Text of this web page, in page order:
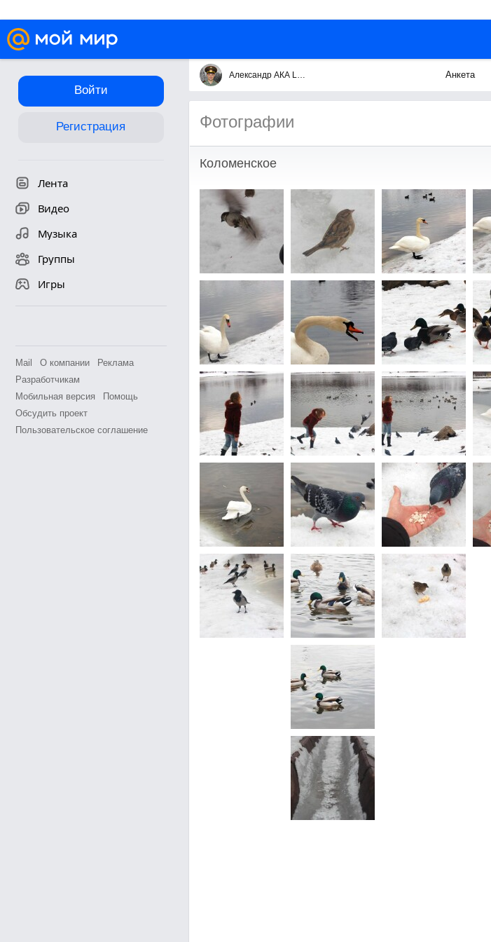
Войти
Регистрация
Лента
Видео
Музыка
Группы
Игры
Mail О компании
Реклама
Разработчикам
Мобильная версия
Помощь
Обсудить проект
Пользовательское соглашение
Александр АКА Lugavchik Анкета
Фотографии
Коломенское